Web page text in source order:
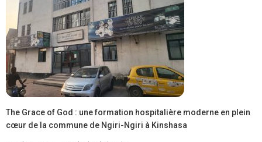
The Grace of God : une formation hospitalière moderne en plein
cœur de la commune de Ngiri-Ngiri à Kinshasa